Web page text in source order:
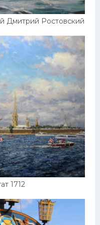
Дмитрий Ростовский
1712